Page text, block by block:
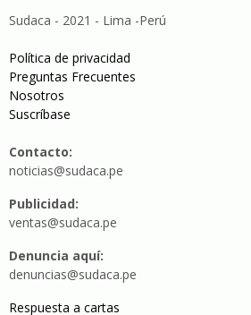
Sudaca - 2021 - Lima -Perú
Política de privacidad
Preguntas Frecuentes
Nosotros
Suscríbase
Contacto:
noticias@sudaca.pe
Publicidad:
ventas@sudaca.pe
Denuncia aquí:
denuncias@sudaca.pe
Respuesta a cartas